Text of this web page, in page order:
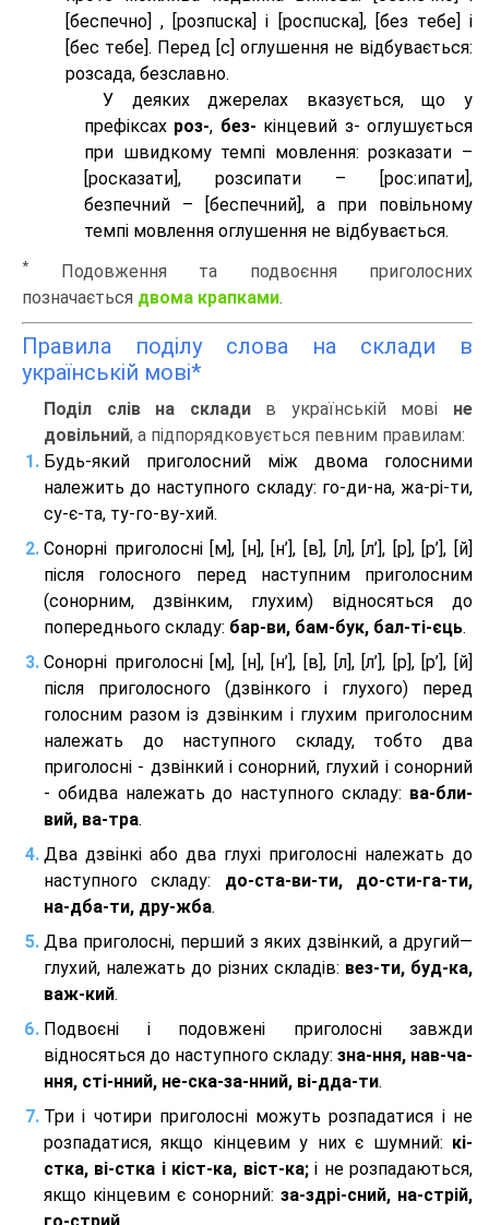
[беспeчно] , [розпuска] і [роспuска], [без тeбе] і
[бес тeбе]. Перед [с] оглушення не відбувається:
розсада, безславно.
У деяких джерелах вказується, що у
префіксах роз-, без- кінцевий з- оглушується
при швидкому темпі мовлення: розказати –
[росказати], розсипати – [роc:ипати],
безпечний – [беспечний], а при повільному
темпі мовлення оглушення не відбувається.
*
Подовження та подвоєння приголосних
позначається двома крапками.
Правила поділу слова на склади в
українській мові*
Поділ слів на складив українській мові не
довільний, а підпорядковується певним правилам:
Будь-який приголосний між двома голосними
належить до наступного складу: го-ди-на, жа-рі-ти,
су-є-та, ту-го-ву-хий.
Сонорні приголосні [м], [н], [н’], [в], [л], [л’], [р], [р’], [й]
після голосного перед наступним приголосним
(сонорним, дзвінким, глухим) відносяться до
попереднього складу: бар-ви, бам-бук, бал-ті-єць.
Сонорні приголосні [м], [н], [н’], [в], [л], [л’], [р], [р’], [й]
після приголосного (дзвінкого і глухого) перед
голосним разом із дзвінким і глухим приголосним
належать до наступного складу, тобто два
приголосні - дзвінкий і сонорний, глухий і сонорний
- обидва належать до наступного складу: ва-бли-
вий, ва-тра.
Два дзвінкі або два глухі приголосні належать до
наступного складу: до-ста-ви-ти, до-сти-га-ти,
на-дба-ти, дру-жба.
Два приголосні, перший з яких дзвінкий, а другий—
глухий, належать до різних складів: вез-ти, буд-ка,
важ-кий.
Подвоєні і подовжені приголосні завжди
відносяться до наступного складу: зна-ння, нав-ча-
ння, сті-нний, не-ска-за-нний, ві-дда-ти.
Три і чотири приголосні можуть розпадатися і не
розпадатися, якщо кінцевим у них є шумний: кі-
стка, ві-стка і кіст-ка, віст-ка;і не розпадаються,
якщо кінцевим є сонорний: за-здрі-сний, на-стрій,